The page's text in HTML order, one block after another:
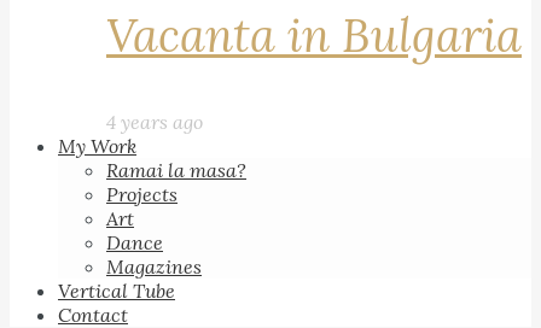
Vacanta in Bulgaria
4 years ago
My Work
Ramai la masa?
Projects
Art
Dance
Magazines
Vertical Tube
Contact